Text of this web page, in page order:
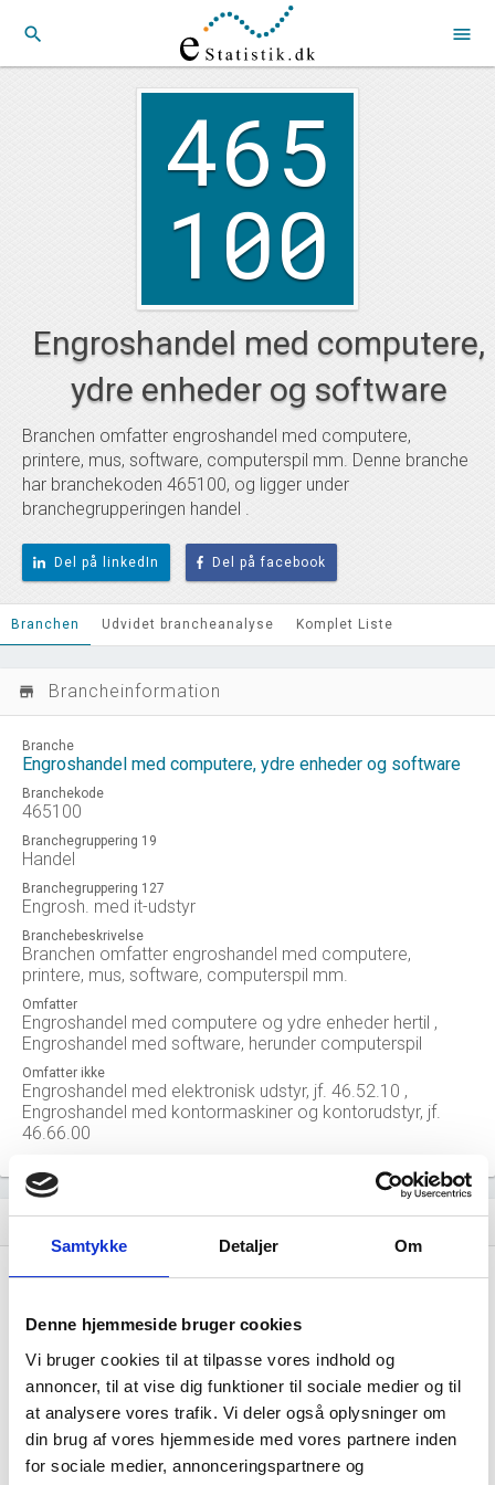
Samtykke Detaljer Om
Denne hjemmeside bruger cookies
Vi bruger cookies til at tilpasse vores indhold og
annoncer, til at vise dig funktioner til sociale medier og til
at analysere vores trafik. Vi deler også oplysninger om
din brug af vores hjemmeside med vores partnere inden
for sociale medier, annonceringspartnere og
search menu
465
100
Engroshandel med computere,
ydre enheder og software
Branchen omfatter engroshandel med computere,
printere, mus, software, computerspil mm. Denne branche
har branchekoden 465100, og ligger under
branchegrupperingen handel .
Del på linkedIn Del på facebook
Branchen Udvidet brancheanalyse Komplet Liste
store_mall_directory Brancheinformation
Branche
Engroshandel med computere, ydre enheder og software
Branchekode
465100
Branchegruppering 19
Handel
Branchegruppering 127
Engrosh. med it-udstyr
Branchebeskrivelse
Branchen omfatter engroshandel med computere,
printere, mus, software, computerspil mm.
Omfatter
Engroshandel med computere og ydre enheder hertil ,
Engroshandel med software, herunder computerspil
Omfatter ikke
Engroshandel med elektronisk udstyr, jf. 46.52.10 ,
Engroshandel med kontormaskiner og kontorudstyr, jf.
46.66.00
history Nøgletal for branchen (beskæftigelse, november 2023)
0
money 92.639 mio. DKK
Salg i branchen (2024)
local_shipping 35.022 mio. DKK
Eksport i branchen (2024)